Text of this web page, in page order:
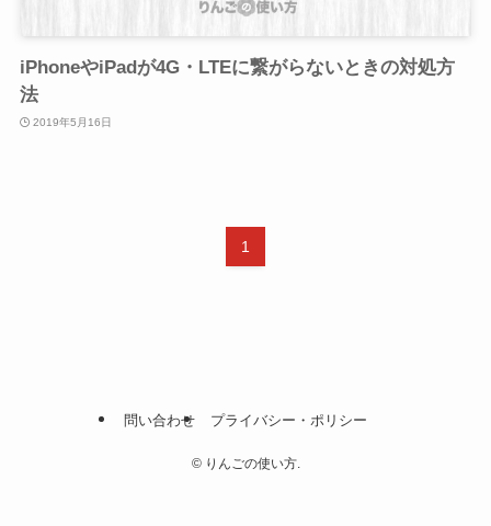
iPhoneやiPadが4G・LTEに繋がらないときの対処方
法
2019年5月16日
1
問い合わせ プライバシー・ポリシー
©りんごの使い方.